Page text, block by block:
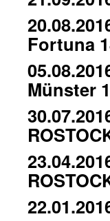
Fortuna
Münster